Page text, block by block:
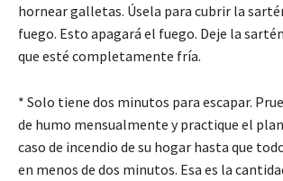
hornear galletas. Úsela para cubrir la
fuego. Esto apagará el fuego. Deje la
que esté completamente fría.
* Solo tiene dos minutos para escapar.
de humo mensualmente y practique el plan
caso de incendio de su hogar hasta que
en menos de dos minutos. Esa es la